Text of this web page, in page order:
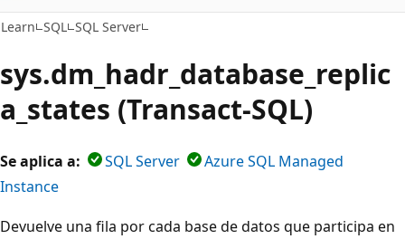
Learn SQL SQL Server
sys.dm_hadr_database_replic
a_states (Transact-SQL)
Se aplica a: SQL Server
Azure SQL Managed
Instance
Devuelve una fila por cada base de datos que participa en